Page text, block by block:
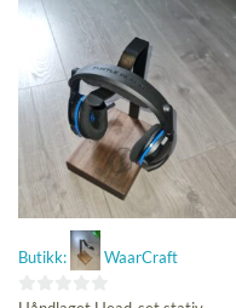
Butikk: WaarCraft